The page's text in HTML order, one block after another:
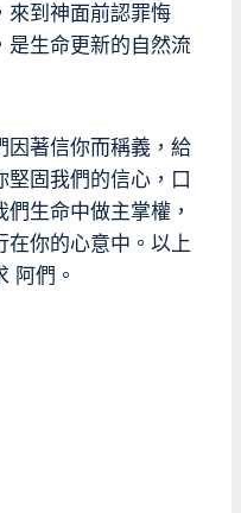
來到神面前認罪悔
是生命更新的自然流
因著信你而稱義，給
固我們的信心，口
生命中做主掌權，
在你的心意中。以上
阿們。